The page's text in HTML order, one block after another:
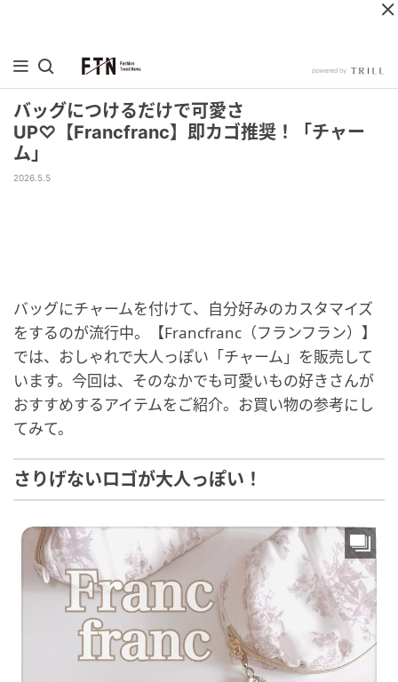
バッグにつけるだけで可愛さ
UP♡【Francfranc】即カゴ推奨！「チャー
ム」
2026.5.5
バッグにチャームを付けて、自分好みのカスタマイズ
をするのが流行中。【Francfranc（フランフラン）】
では、おしゃれで大人っぽい「チャーム」を販売して
います。今回は、そのなかでも可愛いもの好きさんが
おすすめするアイテムをご紹介。お買い物の参考にし
てみて。
さりげないロゴが大人っぽい！